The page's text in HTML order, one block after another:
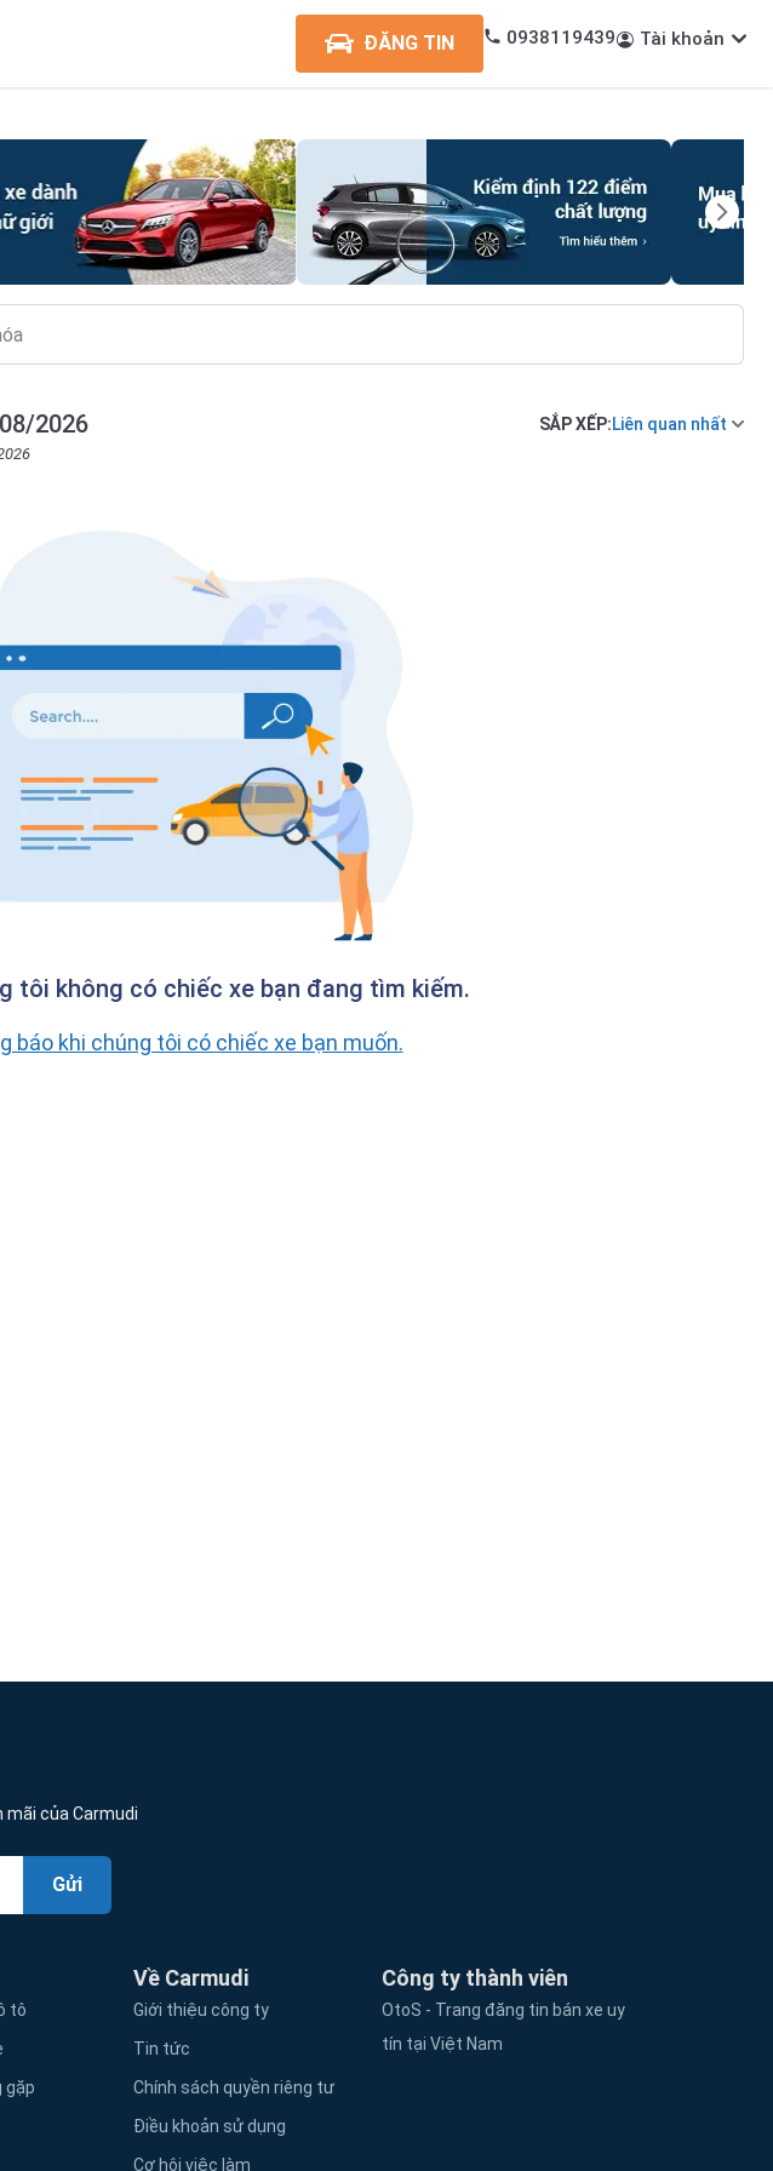
ĐĂNG TIN 0938119439 Tài khoản
2026 SẮP XẾP:Liên quan nhất
tôi không có chiếc xe bạn đang tìm kiếm.
báo khi chúng tôi có chiếc xe bạn muốn.
mãi của Carmudi
Gửi
tô
gặp
Về Carmudi
Giới thiệu công ty
Tin tức
Chính sách quyền riêng tư
Điều khoản sử dụng
Cơ hội việc làm
Công ty thành viên
OtoS - Trang đăng tin bán xe uy
tín tại Việt Nam